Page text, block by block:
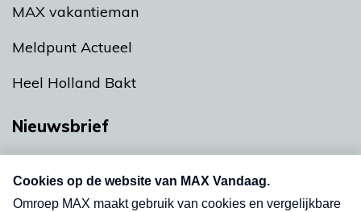
MAX vakantieman
Meldpunt Actueel
Heel Holland Bakt
Nieuwsbrief
nieuwsbrief. Elke vrijdag- en dinsdagochtend in
uw mailbox.